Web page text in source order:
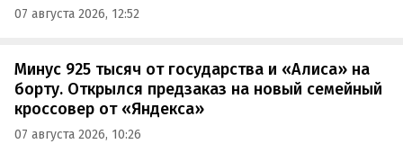
07 августа 2026, 12:52
Минус 925 тысяч от государства и «Алиса» на
борту. Открылся предзаказ на новый семейный
кроссовер от «Яндекса»
07 августа 2026, 10:26